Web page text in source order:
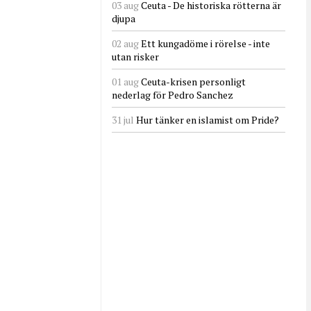
03 augCeuta - De historiska rötterna är
djupa
02 augEtt kungadöme i rörelse - inte
utan risker
01 augCeuta-krisen personligt
nederlag för Pedro Sanchez
31 jul Hur tänker en islamist om Pride?